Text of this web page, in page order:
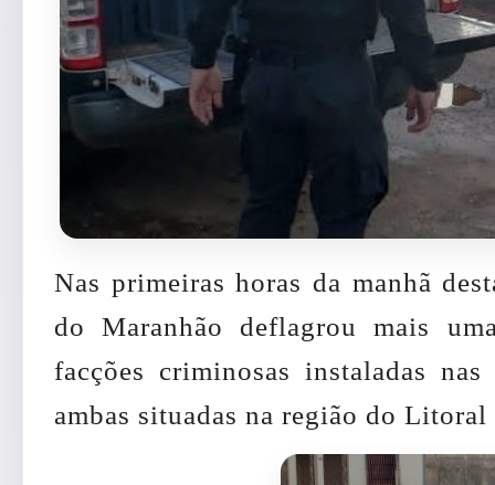
Nas primeiras horas da manhã
do Maranhão deflagrou mais
facções criminosas instaladas
ambas situadas na região do